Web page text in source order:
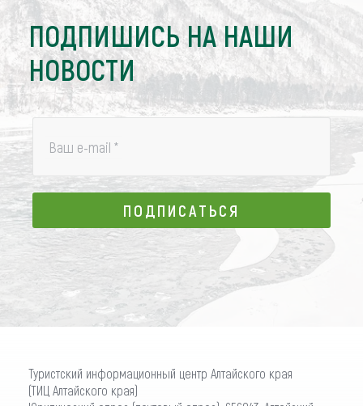
ПОДПИШИСЬ НА НАШИ
НОВОСТИ
Ваш e-mail *
ПОДПИСАТЬСЯ
ПОДПИСАТЬСЯ
Туристский информационный центр Алтайского края
(ТИЦ Алтайского края)